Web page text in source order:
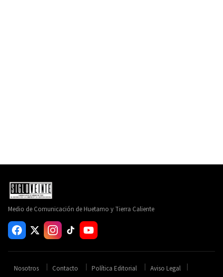
Medio de Comunicación de Huetamo y Tierra Caliente
Nosotros Contacto Política Editorial Aviso Legal